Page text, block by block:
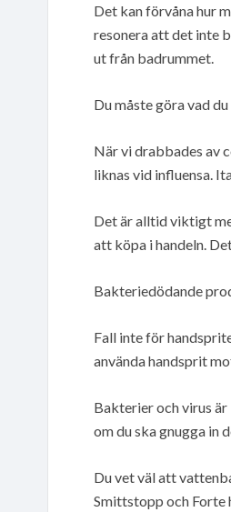
Det kan förvåna hur
resonera att det inte
ut från badrummet.
Du måste göra vad
När vi drabbades av
liknas vid influensa.
Det är alltid viktigt
att köpa i handeln.
Bakteriedödande
Fall inte för
använda handsprit
Bakterier och virus
om du ska gnugga in
Du vet väl att
Smittstopp och Forte